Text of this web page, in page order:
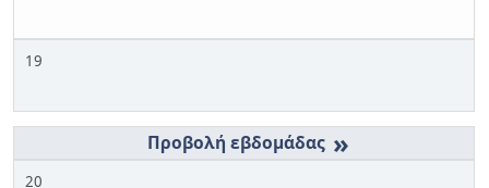
19
»
20